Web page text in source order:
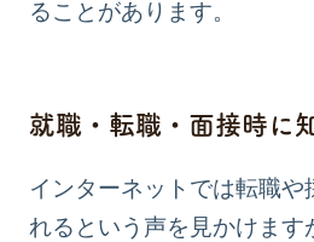
ることがあります。
就職・転職・面接時に
インターネットでは転職や
れるという声を見かけます